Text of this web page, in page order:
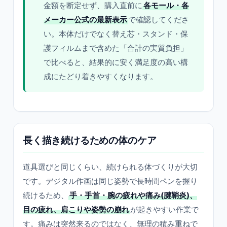
金額を断定せず、購入直前に各モール・各
メーカー公式の最新表示で確認してくださ
い。本体だけでなく替え芯・スタンド・保
護フィルムまで含めた「合計の実質負担」
で比べると、結果的に安く満足度の高い構
成にたどり着きやすくなります。
長く描き続けるための体のケア
道具選びと同じくらい、続けられる体づくりが大切
です。デジタル作画は同じ姿勢で長時間ペンを握り
続けるため、
手・手首・腕の疲れや痛み(腱鞘炎)、
目の疲れ、肩こりや姿勢の崩れが起きやすい作業で
す。痛みは突然来るのではなく、無理の積み重ねで